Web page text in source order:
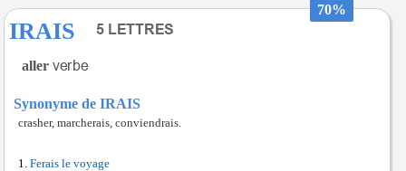
70%
IRAIS
aller
Synonyme de IRAIS
crasher, marcherais, conviendrais.
Ferais le voyage